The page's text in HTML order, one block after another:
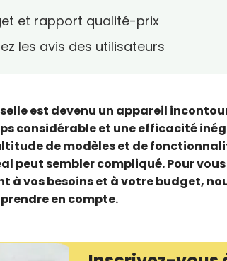
et rapport qualité-prix
les avis des utilisateurs
est devenu un appareil
considérable et une efficacité
de modèles et de
peut sembler compliqué. Pour
à vos besoins et à votre budget,
en compte.